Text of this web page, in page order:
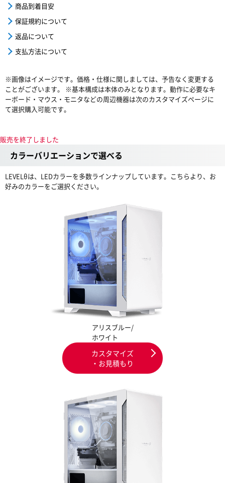
商品到着目安
保証規約について
返品について
支払方法について
※画像はイメージです。価格・仕様に関しましては、予告なく変更する
ことがございます。 ※基本構成は本体のみとなります。動作に必要なキ
ーボード・マウス・モニタなどの周辺機器は次のカスタマイズページに
て選択購入可能です。
販売を終了しました
カラーバリエーションで選べる
LEVELθは、LEDカラーを多数ラインナップしています。こちらより、お
好みのカラーをご選択ください。
アリスブルー/
ホワイト
カスタマイズ
・お見積もり